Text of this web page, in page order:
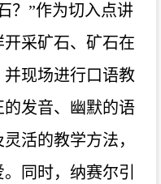
？”作为切入点讲
采矿石、矿石在
现场进行口语教
发音、幽默的语
活的教学方法，
同时，纳赛尔引